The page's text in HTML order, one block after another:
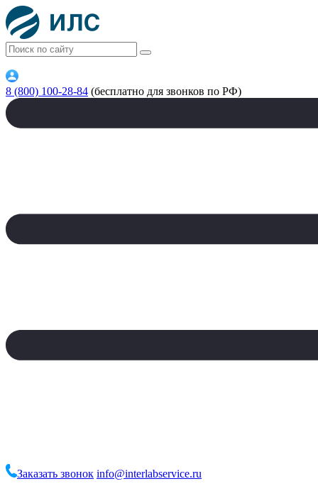
8 (800) 100-28-84 (бесплатно для звонков по РФ)
Заказать звонок info@interlabservice.ru